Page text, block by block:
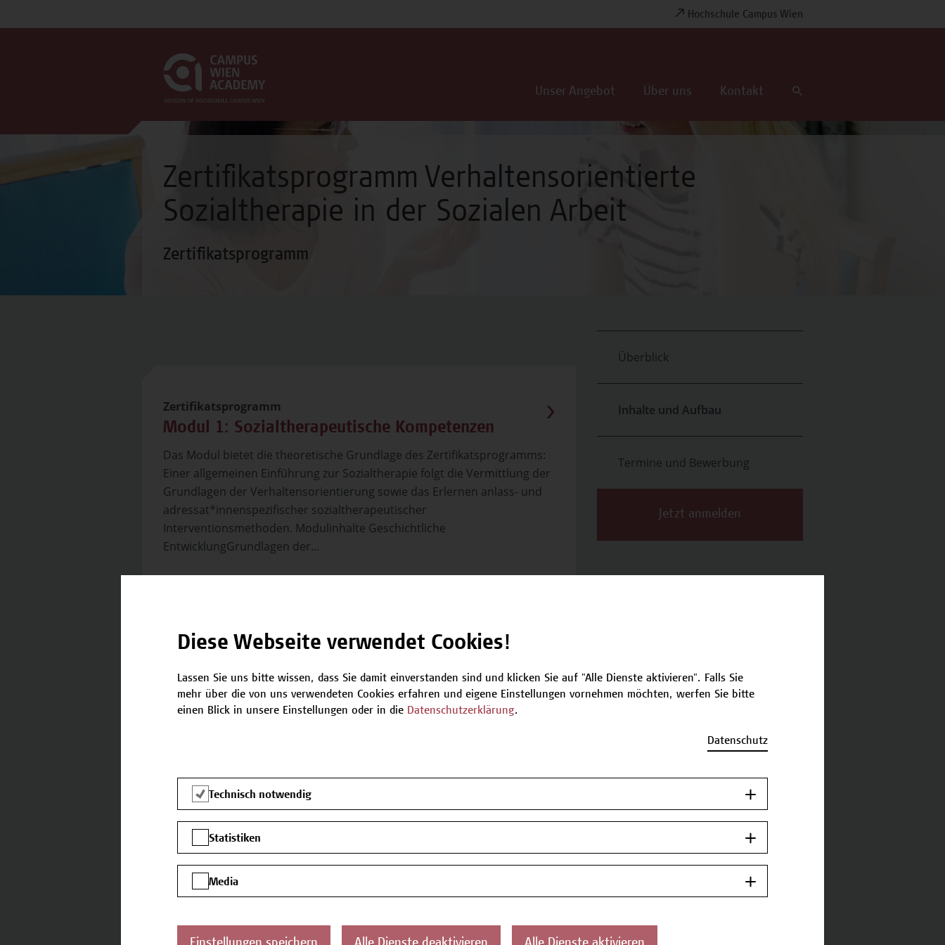
Hochschule Campus Wien
Unser Angebot Über uns Kontakt
Zertifikatsprogramm Verhaltensorientierte
Sozialtherapie in der Sozialen Arbeit
Zertifikatsprogramm
Zertifikatsprogramm
Modul 1: Sozialtherapeutische Kompetenzen
Das Modul bietet die theoretische Grundlage des Zertifikatsprogramms:
Einer allgemeinen Einführung zur Sozialtherapie folgt die Vermittlung der
Grundlagen der Verhaltensorientierung sowie das Erlernen anlass- und
adressat*innenspezifischer sozialtherapeutischer
Interventionsmethoden. Modulinhalte Geschichtliche
EntwicklungGrundlagen der...
Modul
Modul 2: Angewandte Sozialtherapie in der Praxis
Im Rahmen eines Praktikums werden Sie das im bisherigen Lehrgang
erworbene Wissen einsetzen und unter Supervision sozialtherapeutisch
mit den anderen Teilnehmer*innen und den Vortragenden. ...
Modul 3: Abschlussarbeit
Sie erstellen auf Basis Ihres erworbenen Wissens eine schriftliche
Überblick
Inhalte und Aufbau
Termine und Bewerbung
Jetzt anmelden
Diese Webseite verwendet Cookies!
Lassen Sie uns bitte wissen, dass Sie damit einverstanden sind und klicken Sie auf "Alle Dienste aktivieren". Falls Sie
mehr über die von uns verwendeten Cookies erfahren und eigene Einstellungen vornehmen möchten, werfen Sie bitte
einen Blick in unsere Einstellungen oder in die Datenschutzerklärung.
Datenschutz
Technisch notwendig
Statistiken
Media